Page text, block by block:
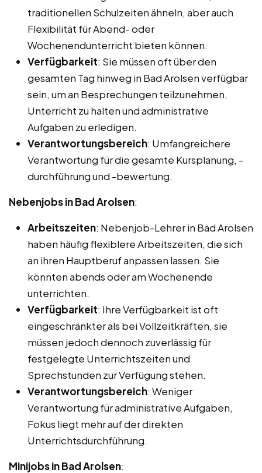
traditionellen Schulzeiten ähneln, aber auch
Flexibilität für Abend- oder
Wochenendunterricht bieten können.
Verfügbarkeit: Sie müssen oft über den
gesamten Tag hinweg in Bad Arolsen verfügbar
sein, um an Besprechungen teilzunehmen,
Unterricht zu halten und administrative
Aufgaben zu erledigen.
Verantwortungsbereich: Umfangreichere
Verantwortung für die gesamte Kursplanung, -
durchführung und -bewertung.
Nebenjobs in Bad Arolsen:
Arbeitszeiten: Nebenjob-Lehrer in Bad Arolsen
haben häufig flexiblere Arbeitszeiten, die sich
an ihren Hauptberuf anpassen lassen. Sie
könnten abends oder am Wochenende
unterrichten.
Verfügbarkeit: Ihre Verfügbarkeit ist oft
eingeschränkter als bei Vollzeitkräften, sie
müssen jedoch dennoch zuverlässig für
festgelegte Unterrichtszeiten und
Sprechstunden zur Verfügung stehen.
Verantwortungsbereich: Weniger
Verantwortung für administrative Aufgaben,
Fokus liegt mehr auf der direkten
Unterrichtsdurchführung.
Minijobs in Bad Arolsen: